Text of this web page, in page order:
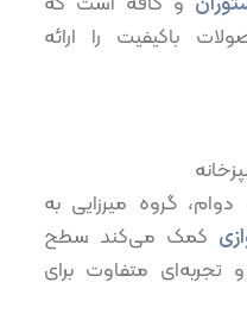
باکیفیت را ارائه
گروه میرزایی به
کمک می‌کند سطح
متفاوت برای